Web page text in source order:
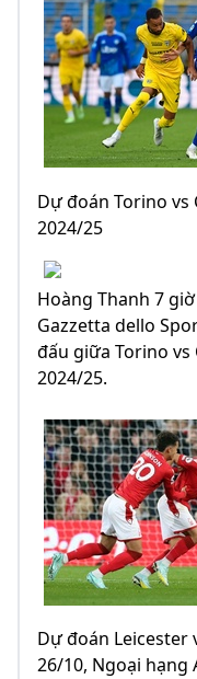
Dự đoán Torino vs
2024/25
Hoàng Thanh 7
Gazzetta dello
đấu giữa Torino vs
2024/25.
Dự đoán Leicester
26/10, Ngoại hạng